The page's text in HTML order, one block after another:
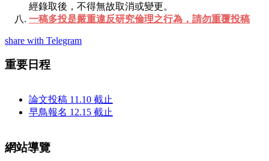
經錄取後，不得無故取消或變更。
一稿多投是嚴重違反研究倫理之行為，請勿重覆投稿
share with Telegram
重要日程
論文投稿 11.10 截止
早鳥報名 12.15 截止
網站導覽